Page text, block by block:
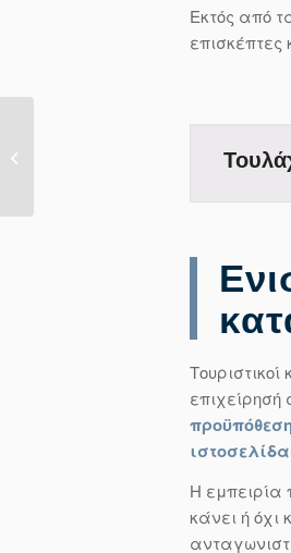
Εκτός από
επισκέπτες
Η εμπειρία
κάνει ή όχι